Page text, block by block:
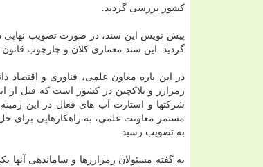
کشور بررسی گردید.
پیش نویس این سند، در صورت تصویب نهایی
گردید. این سند معماری کلان و چارچوب
در این باره معاون علمی، فناوری و
رمزارز و بلاکچین در کشور است که قبل از
شرکتها و استارت آپ های فعال در این زمینه
مستمر معاونت علمی، به راهکارهایی برای
به تصویب رسید.